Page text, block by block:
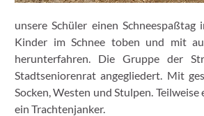
unsere Schüler einen Schneespaßtag
Kinder im Schnee toben und mit
herunterfahren. Die Gruppe der
Stadtseniorenrat angegliedert. Mit
Socken, Westen und Stulpen.
ein Trachtenjanker.